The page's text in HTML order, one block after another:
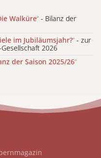
Walküre“ - Bilanz der
im Jubiläumsjahr?“ - zur
2026
der Saison 2025/26“